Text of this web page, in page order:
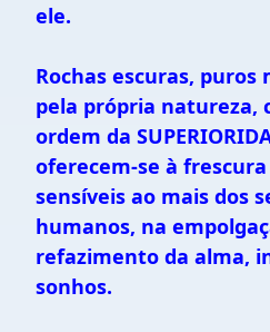
ele.
Rochas escuras,
pela própria natureza,
ordem da
oferecem-se à
sensíveis ao mais dos
humanos, na
refazimento da alma,
sonhos.